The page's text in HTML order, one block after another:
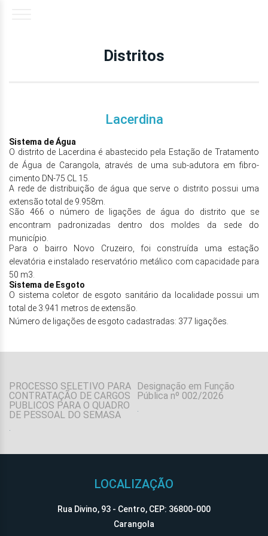
Distritos
Lacerdina
Sistema de Água
O distrito de Lacerdina é abastecido pela Estação de Tratamento
de Água de Carangola, através de uma sub-adutora em fibro-
cimento DN-75 CL 15.
A rede de distribuição de água que serve o distrito possui uma
extensão total de 9.958m.
São 466 o número de ligações de água do distrito que se
encontram padronizadas dentro dos moldes da sede do
município.
Para o bairro Novo Cruzeiro, foi construída uma estação
elevatória e instalado reservatório metálico com capacidade para
50 m3.
Sistema de Esgoto
O sistema coletor de esgoto sanitário da localidade possui um
total de 3.941 metros de extensão.
Número de ligações de esgoto cadastradas: 377 ligações.
PROCESSO SELETIVO PARA
CONTRATAÇÃO DE CARGOS
PUBLICOS PARA O QUADRO
DE PESSOAL DO SEMASA
Designação em Função
Pública nº 002/2026
LOCALIZAÇÃO
Rua Divino, 93 - Centro, CEP: 36800-000
Carangola